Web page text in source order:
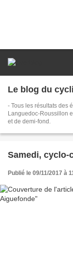
Le blog du
- Tous les résultats des
Languedoc-Roussillon
et de demi-fond.
Samedi, cyclo-
Publié le 09/11/2017 à